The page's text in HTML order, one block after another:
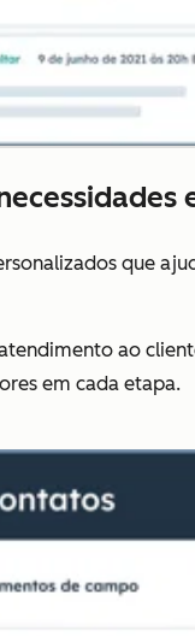
que
ao
em cada etapa.